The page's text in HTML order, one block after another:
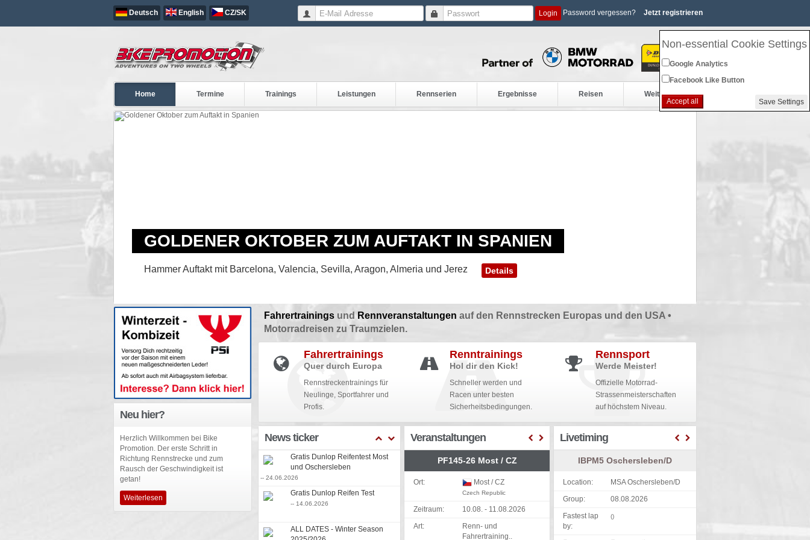
Login Password vergessen? Jetzt registrieren
Deutsch English CZ/SK
Home Termine Trainings Leistungen Rennserien Ergebnisse Reisen Weiteres
GOLDENER OKTOBER ZUM AUFTAKT IN SPANIEN
Hammer Auftakt mit Barcelona, Valencia, Sevilla, Aragon, Almeria und Jerez Details
Neu hier?
Herzlich Willkommen bei Bike
Promotion. Der erste Schritt in
Richtung Rennstrecke und zum
Rausch der Geschwindigkeit ist
getan!
Weiterlesen
Fahrertrainings und Rennveranstaltungen auf den Rennstrecken Europas und den USA •
Motorradreisen zu Traumzielen.
Fahrertrainings
Quer durch Europa
Rennstreckentrainings für
Neulinge, Sportfahrer und
Profis.
Renntrainings
Hol dir den Kick!
Schneller werden und
Racen unter besten
Sicherheitsbedingungen.
Rennsport
Werde Meister!
Offizielle Motorrad-
Strassenmeisterschaften
auf höchstem Niveau.
News ticker
Gratis Dunlop Reifentest Most
und Oschersleben
-- 24.06.2026
Gratis Dunlop Reifen Test
-- 14.06.2026
ALL DATES - Winter Season
Veranstaltungen
PF145-26 Most / CZ
Ort: Most / CZ
Czech Republic
Zeitraum:
10.08. - 11.08.2026
Art:
Renn- und
Fahrertraining..
Livetiming
IBPM5 Oschersleben/D
Location:
MSA Oschersleben/D
Group:
08.08.2026
Fastest lap
by:
()
Non-essential Cookie Settings
Google Analytics
Facebook Like Button
Accept all Save Settings